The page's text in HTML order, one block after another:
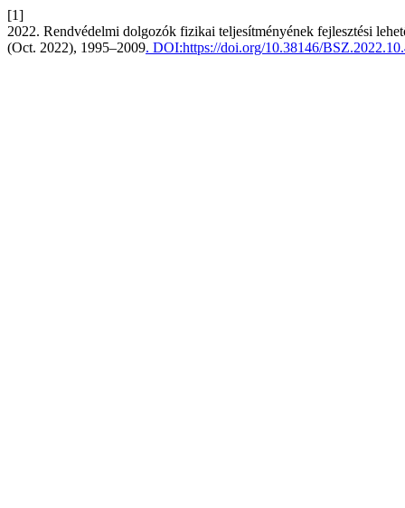
[1]
2022. Rendvédelmi dolgozók fizikai teljesítményének fejlesztési
(Oct. 2022), 1995–2009. DOI:https://doi.org/10.38146/